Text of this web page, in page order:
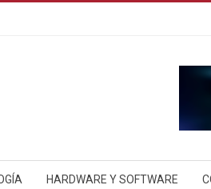
HARDWARE Y SOFTWARE